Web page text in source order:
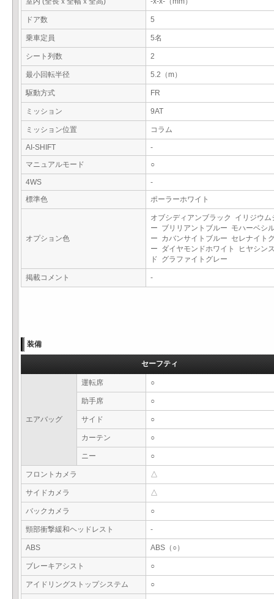
ドア数 5
乗車定員 5名
シート列数 2
最小回転半径 5.2（m）
駆動方式 FR
ミッション 9AT
ミッション位置 コラム
AI-SHIFT
-
マニュアルモード
○
4WS
-
標準色
ポーラーホワイト
オプション色
オブシディアンブラック イリジウム
ー ブリリアントブルー モハーベシ
ー カバンサイトブルー セレナイト
ー ダイヤモンドホワイト ヒヤシン
ド グラファイトグレー
掲載コメント -
装備
セーフティ
エアバッグ
運転席 ○
助手席 ○
サイド ○
カーテン ○
ニー ○
フロントカメラ △
サイドカメラ △
バックカメラ ○
頸部衝撃緩和ヘッドレスト -
ABS ABS（○）
ブレーキアシスト ○
アイドリングストップシステム ○